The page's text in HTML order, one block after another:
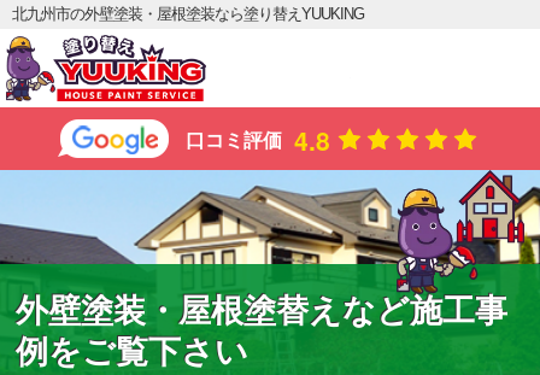
北九州市の外壁塗装・屋根塗装なら塗り替えYUUKING
口コミ評価 4.8
外壁塗装・屋根塗替えなど施工事
例をご覧下さい